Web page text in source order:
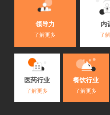
领导力
了解更多
内
了
医药行业
了解更多
餐饮行业
了解更多